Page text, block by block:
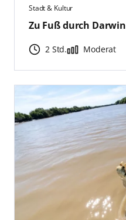
Stadt & Kultur
Zu Fuß durch Darwin
2 Std. Moderat